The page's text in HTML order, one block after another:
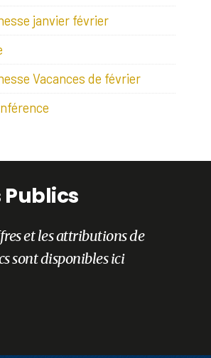
janvier février
Vacances de février
Publics
et les attributions de
sont disponibles ici